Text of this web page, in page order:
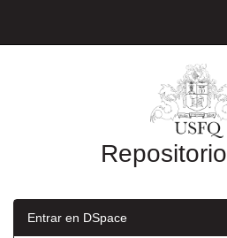
Repositorio
Entrar en DSpace